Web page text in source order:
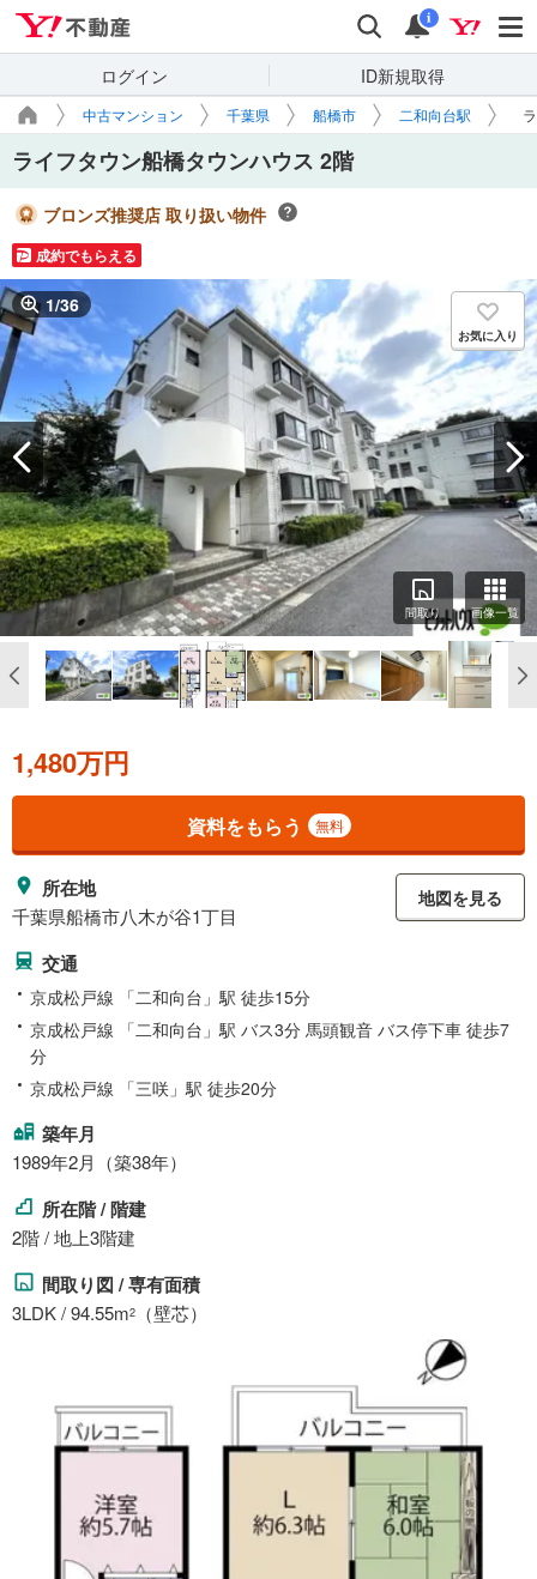
検索 通知
i
ログイン ID新規取得
中古マンション 千葉県 船橋市 二和向台駅
ライフタウン船橋タウンハウス 2階
ブロンズ推奨店 取り扱い物件
成約でもらえる
1/36
お気に入り
間取り 画像一覧
1,480万円
資料をもらう 無料
所在地
千葉県船橋市八木が谷1丁目
地図を見る
交通
京成松戸線 「二和向台」駅 徒歩15分
京成松戸線 「二和向台」駅 バス3分 馬頭観音 バス停下車 徒歩7
分
京成松戸線 「三咲」駅 徒歩20分
築年月
1989年2月（築38年）
所在階 / 階建
2階 / 地上3階建
間取り図 / 専有面積
3LDK / 94.55m2 （壁芯）